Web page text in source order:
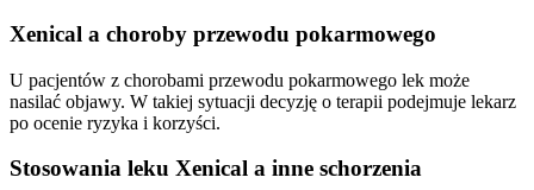
Xenical a choroby przewodu pokarmowego
U pacjentów z chorobami przewodu pokarmowego lek może
nasilać objawy. W takiej sytuacji decyzję o terapii podejmuje lekarz
po ocenie ryzyka i korzyści.
Stosowania leku Xenical a inne schorzenia